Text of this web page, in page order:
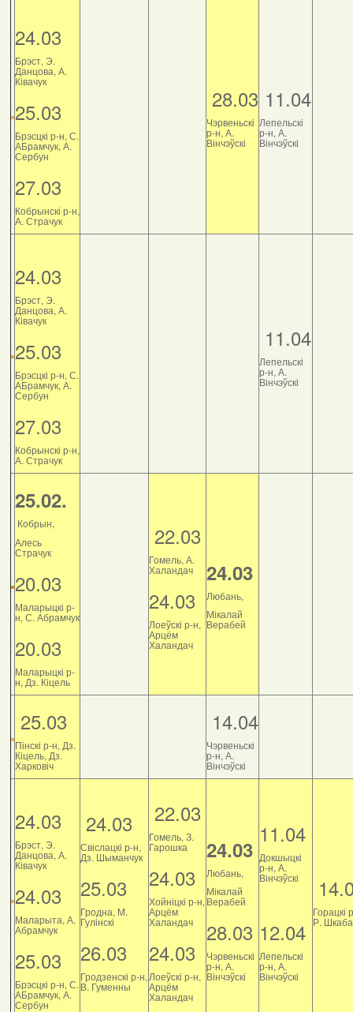
24.03
Брэст, Э.
Данцова, А.
Ківачук
25.03
Брэсцкі р-н, С.
АБрамчук, А.
Сербун
27.03
Кобрынскі р-н,
А. Страчук
28.03
Чэрвеньскі
р-н, А.
Вінчэўскі
11.04
Лепельскі
р-н, А.
Вінчэўскі
24.03
Брэст, Э.
Данцова, А.
Ківачук
25.03
Брэсцкі р-н, С.
АБрамчук, А.
Сербун
27.03
Кобрынскі р-н,
А. Страчук
11.04
Лепельскі
р-н, А.
Вінчэўскі
25.02.
Кобрын,
Алесь
Страчук
20.03
Маларыцкі р-
н, С. Абрамчук
20.03
Маларыцкі р-
н, Дз. Кіцель
22.03
Гомель, А.
Халандач
24.03
Лоеўскі р-н,
Арцём
Халандач
24.03
Любань,
Мікалай
Верабей
25.03
Пінскі р-н, Дз.
Кіцель, Дз.
Харковіч
14.04
Чэрвеньскі
р-н, А.
Вінчэўскі
24.03
Брэст, Э.
Данцова, А.
Ківачук
24.03
Маларыта, А.
Абрамчук
25.03
Брэсцкі р-н, С.
АБрамчук, А.
Сербун
24.03
Свіслацкі р-н,
Дз. Шыманчук
25.03
Гродна, М.
Гулінскі
26.03
Гродзенскі р-н,
В. Гуменны
22.03
Гомель, З.
Гарошка
24.03
Хойніцкі р-н,
Арцём
Халандач
24.03
Лоеўскі р-н,
Арцём
Халандач
24.03
Любань,
Мікалай
Верабей
28.03
Чэрвеньскі
р-н, А.
Вінчэўскі
11.04
Докшыцкі
р-н, А.
Вінчэўскі
12.04
Лепельскі
р-н, А.
Вінчэўскі
Горацкі
Р.